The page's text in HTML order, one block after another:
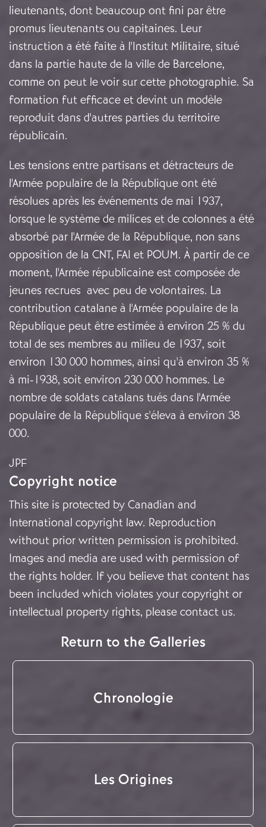
lieutenants, dont beaucoup ont fini par être
promus lieutenants ou capitaines. Leur
instruction a été faite à l'Institut Militaire, situé
dans la partie haute de la ville de Barcelone,
comme on peut le voir sur cette photographie. Sa
formation fut efficace et devint un modèle
reproduit dans d'autres parties du territoire
républicain.
Les tensions entre partisans et détracteurs de
l'Armée populaire de la République ont été
résolues après les événements de mai 1937,
lorsque le système de milices et de colonnes a été
absorbé par l'Armée de la République, non sans
opposition de la CNT, FAI et POUM. À partir de ce
moment, l'Armée républicaine est composée de
jeunes recrues avec peu de volontaires. La
contribution catalane à l'Armée populaire de la
République peut être estimée à environ 25 % du
total de ses membres au milieu de 1937, soit
environ 130 000 hommes, ainsi qu'à environ 35 %
à mi-1938, soit environ 230 000 hommes. Le
nombre de soldats catalans tués dans l'Armée
populaire de la République s'éleva à environ 38
000.
JPF
Copyright notice
This site is protected by Canadian and
International copyright law. Reproduction
without prior written permission is prohibited.
Images and media are used with permission of
the rights holder. If you believe that content has
been included which violates your copyright or
intellectual property rights, please contact us.
Return to the Galleries
Chronologie
Les Origines